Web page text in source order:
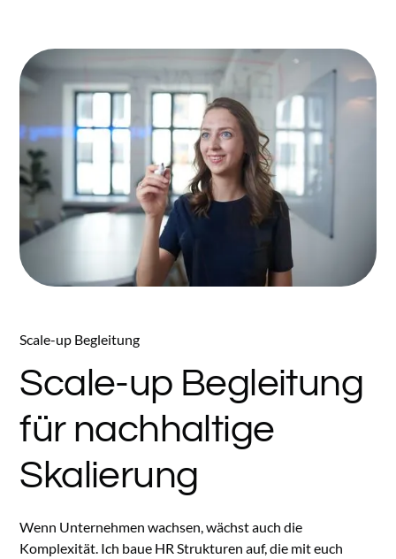
Scale-up Begleitung
Scale-up Begleitung
für nachhaltige
Skalierung
Wenn Unternehmen wachsen, wächst auch die
Komplexität. Ich baue HR Strukturen auf, die mit euch